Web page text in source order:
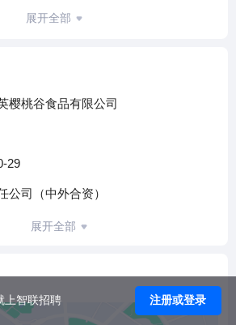
血制品、速冻肉制品），主营行业为
意是我们最大的心愿”为宗旨，先后通
量管理体系认证、HACCP体系认证、
SC），同时还获得对日本、韩国、新
新西兰、香港、澳洲、等国家和地区
专业致力于禽类熟食深加工的企业之
煮、电烤、汽烤生产线及油炸、速冻
发新产品投放市场，现有酱卤制品、
血制品、速冻肉制品等五大系列近百
展开全部
樱桃谷食品有限公司
29
公司（中外合资）
展开全部
上智联招聘 注册或登录